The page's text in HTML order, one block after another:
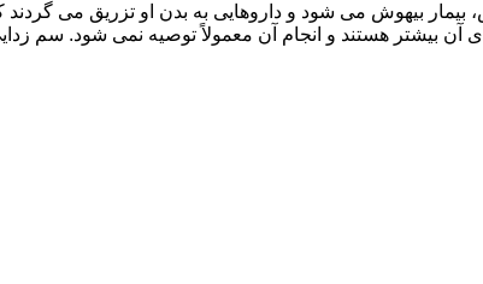
بیهوش می شود و داروهایی به بدن او تزریق می
آن بیشتر هستند و انجام آن معمولاً توصیه نمی شود. سم